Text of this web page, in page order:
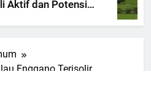
dan Potensi
Enggano Terisolir